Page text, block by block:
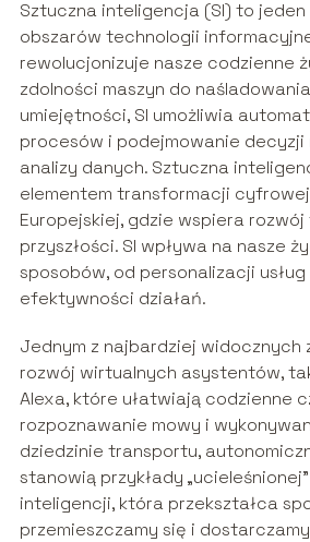
Sztuczna inteligencja (SI) to
obszarów technologii
rewolucjonizuje nasze codzienne
zdolności maszyn do
umiejętności, SI umożliwia
procesów i podejmowanie
analizy danych. Sztuczna
elementem transformacji cyfrowej
Europejskiej, gdzie wspiera
przyszłości. SI wpływa na nasze
sposobów, od personalizacji
efektywności działań.
Jednym z najbardziej widocznych
rozwój wirtualnych asystentów,
Alexa, które ułatwiają codzienne
rozpoznawanie mowy i
dziedzinie transportu,
stanowią przykłady
inteligencji, która przekształca
przemieszczamy się i